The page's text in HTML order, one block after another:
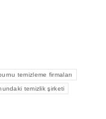
temizleme firmaları
temizlik şirketi